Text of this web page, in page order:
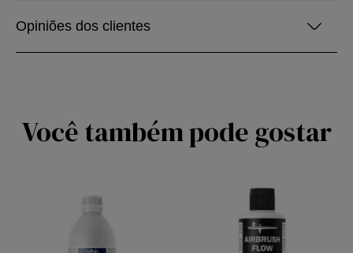
Opiniões dos clientes
Você também pode gostar